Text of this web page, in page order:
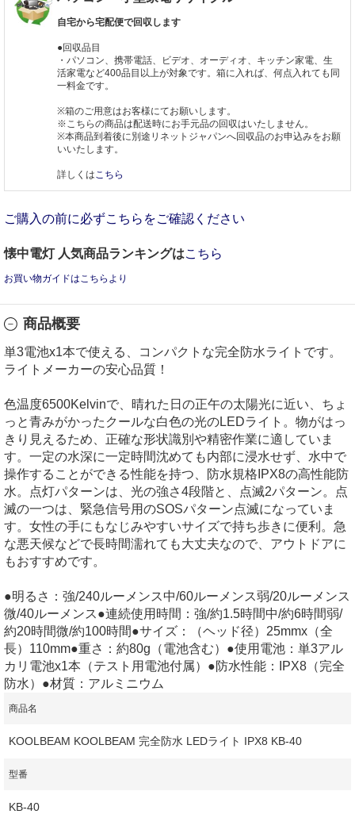
自宅から宅配便で回収します
●回収品目
・パソコン、携帯電話、ビデオ、オーディオ、キッチン家電、生
活家電など400品目以上が対象です。箱に入れば、何点入れても同
一料金です。
※箱のご用意はお客様にてお願いします。
※こちらの商品は配送時にお手元品の回収はいたしません。
※本商品到着後に別途リネットジャパンへ回収品のお申込みをお願
いいたします。
詳しくは こちら
ご購入の前に必ずこちらをご確認ください
懐中電灯 人気商品ランキングはこちら
お買い物ガイドはこちらより
商品概要
単3電池x1本で使える、コンパクトな完全防水ライトです。
ライトメーカーの安心品質！
色温度6500Kelvinで、晴れた日の正午の太陽光に近い、ちょ
っと青みがかったクールな白色の光のLEDライト。物がはっ
きり見えるため、正確な形状識別や精密作業に適していま
す。一定の水深に一定時間沈めても内部に浸水せず、水中で
操作することができる性能を持つ、防水規格IPX8の高性能防
水。点灯パターンは、光の強さ4段階と、点滅2パターン。点
滅の一つは、緊急信号用のSOSパターン点滅になっていま
す。女性の手にもなじみやすいサイズで持ち歩きに便利。急
な悪天候などで長時間濡れても大丈夫なので、アウトドアに
もおすすめです。
●明るさ：強/240ルーメンス中/60ルーメンス弱/20ルーメンス
微/40ルーメンス●連続使用時間：強/約1.5時間中/約6時間弱/
約20時間微/約100時間●サイズ：（ヘッド径）25mmx（全
長）110mm●重さ：約80g（電池含む）●使用電池：単3アル
カリ電池x1本（テスト用電池付属）●防水性能：IPX8（完全
防水）●材質：アルミニウム
商品名
KOOLBEAM KOOLBEAM 完全防水 LEDライト IPX8 KB-40
型番
KB-40